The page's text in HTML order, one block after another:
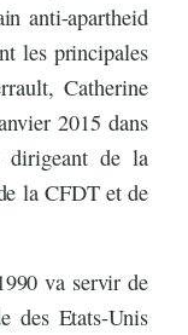
anti-apartheid
les principales
Catherine
2015 dans
dirigeant de la
la CFDT et de
va servir de
des Etats-Unis